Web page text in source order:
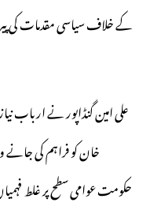
کے خلاف سیاسی مقدمات
علی امین گنڈاپور نے ارباب
خان کو فراہم کی جانے
حکومت عوامی سطح پر غلط